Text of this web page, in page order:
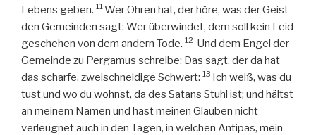
Lebens geben. 11Wer Ohren hat, der höre, was der Geist
den Gemeinden sagt: Wer überwindet, dem soll kein Leid
geschehen von dem andern Tode. 12 Und dem Engel der
Gemeinde zu Pergamus schreibe: Das sagt, der da hat
das scharfe, zweischneidige Schwert: 13 Ich weiß, was du
tust und wo du wohnst, da des Satans Stuhl ist; und hältst
an meinem Namen und hast meinen Glauben nicht
verleugnet auch in den Tagen, in welchen Antipas, mein